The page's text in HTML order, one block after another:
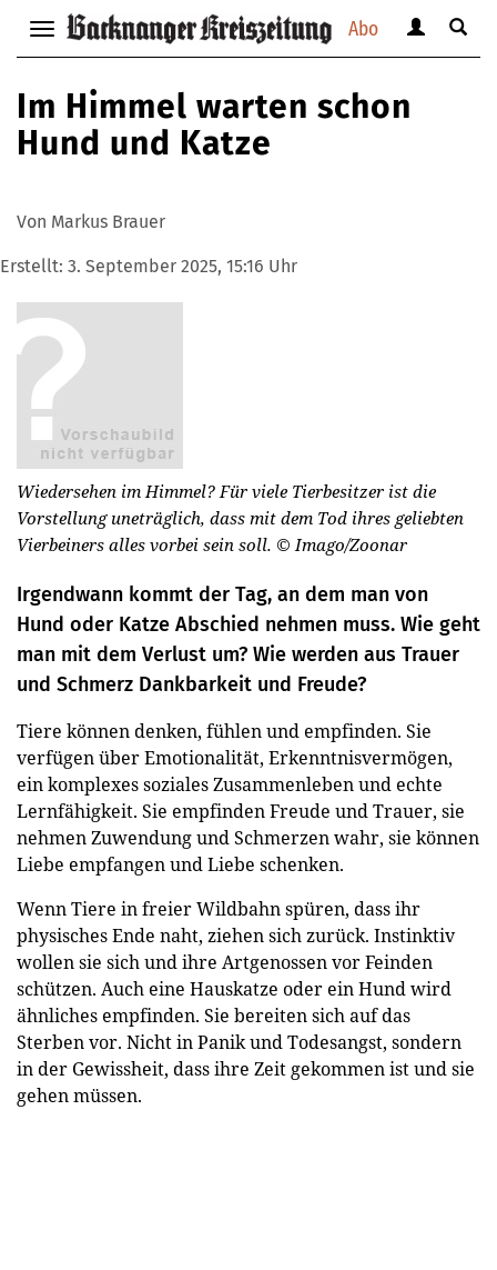
Abo
Navigation
anzeigen
verbergen
anzeigen
verbergen
Suche
Im Himmel warten schon
Hund und Katze
Von Markus Brauer
Erstellt: 3. September 2025, 15:16 Uhr
Wiedersehen im Himmel? Für viele Tierbesitzer ist die
Vorstellung uneträglich, dass mit dem Tod ihres geliebten
Vierbeiners alles vorbei sein soll. © Imago/Zoonar
Irgendwann kommt der Tag, an dem man von
Hund oder Katze Abschied nehmen muss. Wie geht
man mit dem Verlust um? Wie werden aus Trauer
und Schmerz Dankbarkeit und Freude?
Tiere können denken, fühlen und empfinden. Sie
verfügen über Emotionalität, Erkenntnisvermögen,
ein komplexes soziales Zusammenleben und echte
Lernfähigkeit. Sie empfinden Freude und Trauer, sie
nehmen Zuwendung und Schmerzen wahr, sie können
Liebe empfangen und Liebe schenken.
Wenn Tiere in freier Wildbahn spüren, dass ihr
physisches Ende naht, ziehen sich zurück. Instinktiv
wollen sie sich und ihre Artgenossen vor Feinden
schützen. Auch eine Hauskatze oder ein Hund wird
ähnliches empfinden. Sie bereiten sich auf das
Sterben vor. Nicht in Panik und Todesangst, sondern
in der Gewissheit, dass ihre Zeit gekommen ist und sie
gehen müssen.